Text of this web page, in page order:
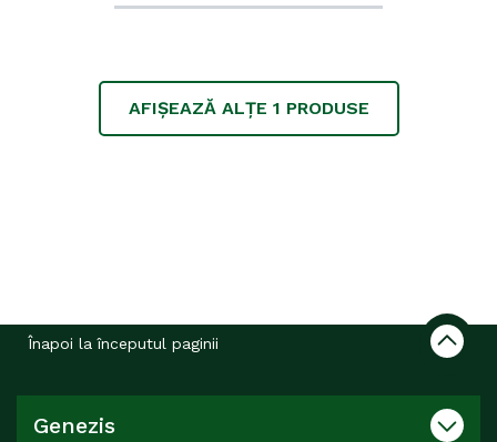
AFIȘEAZĂ ALȚE 1 PRODUSE
Înapoi la începutul paginii
Genezis